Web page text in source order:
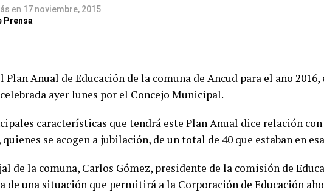
en 17 noviembre, 2015
Prensa
Plan Anual de Educación de la comuna de Ancud para el año
ayer lunes por el Concejo Municipal.
características que tendrá este Plan Anual dice relación
quienes se acogen a jubilación, de un total de 40 que estaban en
de la comuna, Carlos Gómez, presidente de la comisión de
de una situación que permitirá a la Corporación de Educación